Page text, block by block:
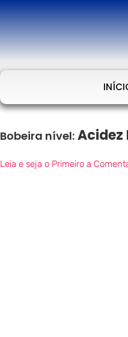
Bobeira nível: Acidez
Leia e seja o Primeiro a